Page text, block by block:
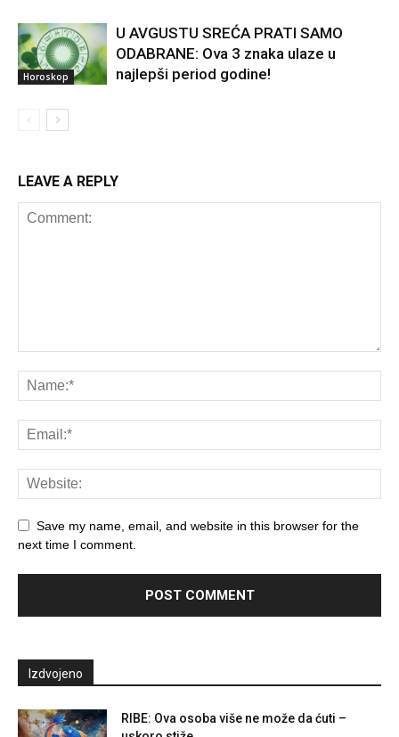
Horoskop
U AVGUSTU SREĆA PRATI SAMO
ODABRANE: Ova 3 znaka ulaze u
najlepši period godine!
LEAVE A REPLY
Save my name, email, and website in this browser for the
next time I comment.
Izdvojeno
RIBE: Ova osoba više ne može da ćuti –